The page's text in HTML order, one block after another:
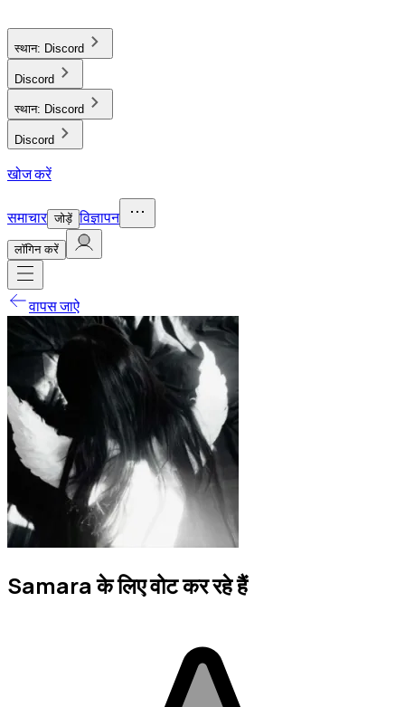
स्थान: Discord
Discord
स्थान: Discord
Discord
खोज करें
समाचार जोड़ें विज्ञापन
लाॅगिन करें
वापस जाऐ
Samara के लिए वोट कर रहे हैं